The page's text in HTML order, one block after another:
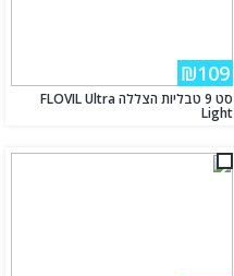
₪109
סט 9 טבליות הצללה FLOVIL Ultra
Light